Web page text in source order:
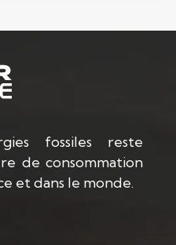
fossiles reste
de consommation
et dans le monde.